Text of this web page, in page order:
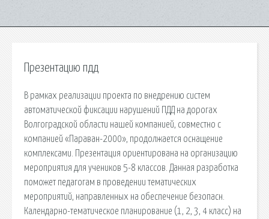
Презентацию пдд
В рамках реализации проекта по внедрению систем
автоматической фиксации нарушений ПДД на дорогах
Волгоградской области нашей компанией, совместно с
компанией «Параван-2000», продолжается оснащение
комплексами. Презентация ориентирована на организацию
мероприятия для учеников 5-8 классов. Данная разработка
поможет педагогам в проведении тематических
мероприятий, направленных на обеспечение безопасн.
Календарно-тематическое планирование (1, 2, 3, 4 класс) на